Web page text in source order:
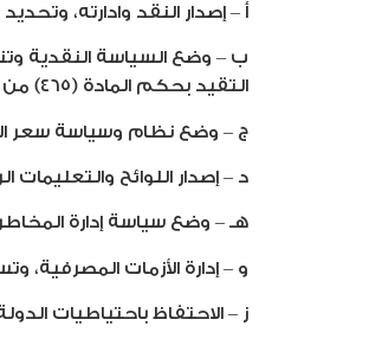
أ – إصدار النقد وادارته،
ب – وضع السياسة النقدية
التقيد بحكم المادة (٤٦٥) من القانون المدني.
ج – وضع نظام وسياسة سعر
د – إصدار اللوائح والتعليمات
هـ – وضع سياسة إدارة
و – إدارة الأزمات المصرفية،
ز – الاحتفاظ باحتياطيات